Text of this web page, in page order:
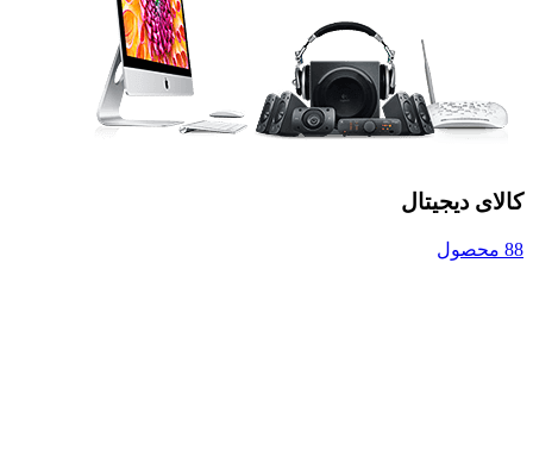
کالای دیجیتال
88 محصول